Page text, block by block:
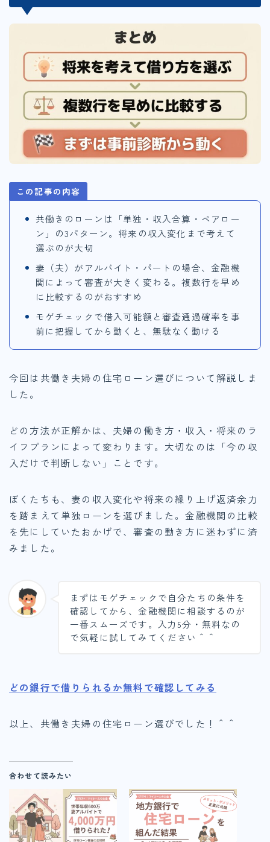
この記事の内容
共働きのローンは「単独・収入合算・ペアロー
ン」の3パターン。将来の収入変化まで考えて
選ぶのが大切
妻（夫）がアルバイト・パートの場合、金融機
関によって審査が大きく変わる。複数行を早め
に比較するのがおすすめ
モゲチェックで借入可能額と審査通過確率を事
前に把握してから動くと、無駄なく動ける
今回は共働き夫婦の住宅ローン選びについて解説しま
した。
どの方法が正解かは、夫婦の働き方・収入・将来のラ
イフプランによって変わります。大切なのは「今の収
入だけで判断しない」ことです。
ぼくたちも、妻の収入変化や将来の繰り上げ返済余力
を踏まえて単独ローンを選びました。金融機関の比較
を先にしていたおかげで、審査の動き方に迷わずに済
みました。
まずはモゲチェックで自分たちの条件を
確認してから、金融機関に相談するのが
一番スムーズです。入力5分・無料なの
で気軽に試してみてください＾＾
どの銀行で借りられるか無料で確認してみる
以上、共働き夫婦の住宅ローン選びでした！＾＾
合わせて読みたい